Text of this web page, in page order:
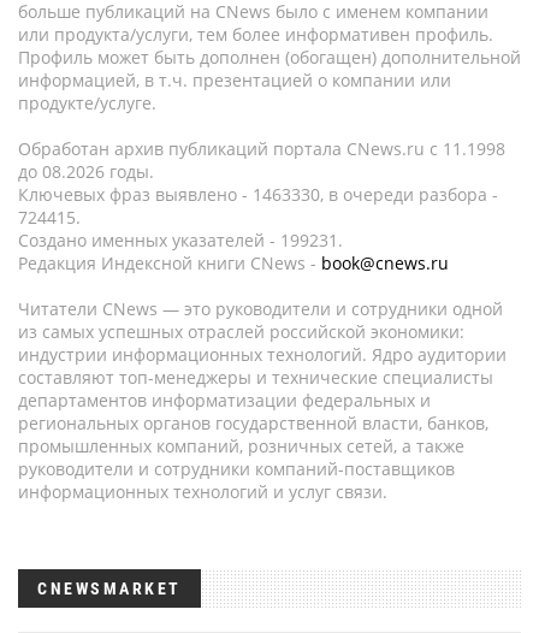
больше публикаций на CNews было с именем компании
или продукта/услуги, тем более информативен профиль.
Профиль может быть дополнен (обогащен) дополнительной
информацией, в т.ч. презентацией о компании или
продукте/услуге.
Обработан архив публикаций портала CNews.ru c 11.1998
до 08.2026 годы.
Ключевых фраз выявлено - 1463330, в очереди разбора -
724415.
Создано именных указателей - 199231.
Редакция Индексной книги CNews - book@cnews.ru
Читатели CNews — это руководители и сотрудники одной
из самых успешных отраслей российской экономики:
индустрии информационных технологий. Ядро аудитории
составляют топ-менеджеры и технические специалисты
департаментов информатизации федеральных и
региональных органов государственной власти, банков,
промышленных компаний, розничных сетей, а также
руководители и сотрудники компаний-поставщиков
информационных технологий и услуг связи.
CNEWSMARKET